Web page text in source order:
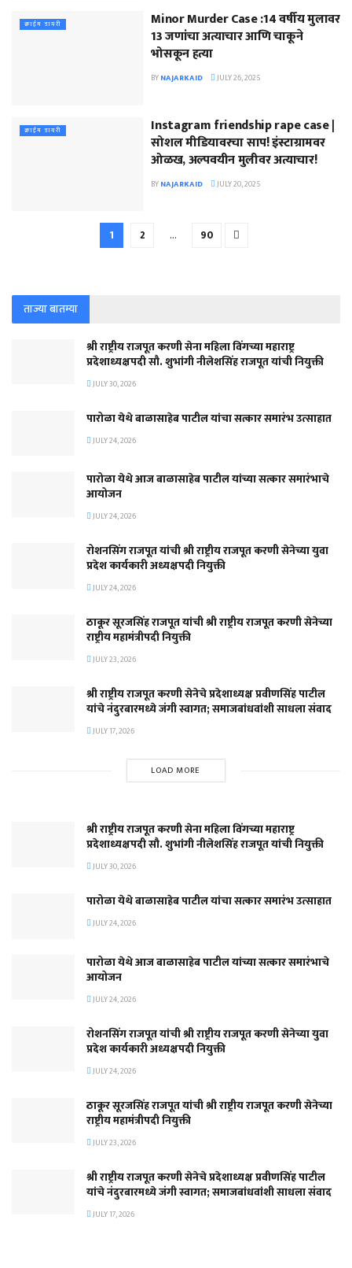
क्राईम डायरी
Minor Murder Case :14 वर्षीय मुलावर
13 जणांचा अत्याचार आणि चाकूने
भोसकून हत्या
BYNAJARKAID JULY 26, 2025
क्राईम डायरी
Instagram friendship rape case |
सोशल मीडियावरचा साप! इंस्टाग्रामवर
ओळख, अल्पवयीन मुलीवर अत्याचार!
BYNAJARKAID JULY 20, 2025
1 2 … 90
ताज्या बातम्या
श्री राष्ट्रीय राजपूत करणी सेना महिला विंगच्या महाराष्ट्र
प्रदेशाध्यक्षपदी सौ. शुभांगी नीलेशसिंह राजपूत यांची नियुक्ती
JULY 30, 2026
पारोळा येथे बाळासाहेब पाटील यांचा सत्कार समारंभ उत्साहात
JULY 24, 2026
पारोळा येथे आज बाळासाहेब पाटील यांच्या सत्कार समारंभाचे
आयोजन
JULY 24, 2026
रोशनसिंग राजपूत यांची श्री राष्ट्रीय राजपूत करणी सेनेच्या युवा
प्रदेश कार्यकारी अध्यक्षपदी नियुक्ती
JULY 24, 2026
ठाकूर सूरजसिंह राजपूत यांची श्री राष्ट्रीय राजपूत करणी सेनेच्या
राष्ट्रीय महामंत्रीपदी नियुक्ती
JULY 23, 2026
श्री राष्ट्रीय राजपूत करणी सेनेचे प्रदेशाध्यक्ष प्रवीणसिंह पाटील
यांचे नंदुरबारमध्ये जंगी स्वागत; समाजबांधवांशी साधला संवाद
JULY 17, 2026
LOAD MORE
श्री राष्ट्रीय राजपूत करणी सेना महिला विंगच्या महाराष्ट्र
प्रदेशाध्यक्षपदी सौ. शुभांगी नीलेशसिंह राजपूत यांची नियुक्ती
JULY 30, 2026
पारोळा येथे बाळासाहेब पाटील यांचा सत्कार समारंभ उत्साहात
JULY 24, 2026
पारोळा येथे आज बाळासाहेब पाटील यांच्या सत्कार समारंभाचे
आयोजन
JULY 24, 2026
रोशनसिंग राजपूत यांची श्री राष्ट्रीय राजपूत करणी सेनेच्या युवा
प्रदेश कार्यकारी अध्यक्षपदी नियुक्ती
JULY 24, 2026
ठाकूर सूरजसिंह राजपूत यांची श्री राष्ट्रीय राजपूत करणी सेनेच्या
राष्ट्रीय महामंत्रीपदी नियुक्ती
JULY 23, 2026
श्री राष्ट्रीय राजपूत करणी सेनेचे प्रदेशाध्यक्ष प्रवीणसिंह पाटील
यांचे नंदुरबारमध्ये जंगी स्वागत; समाजबांधवांशी साधला संवाद
JULY 17, 2026